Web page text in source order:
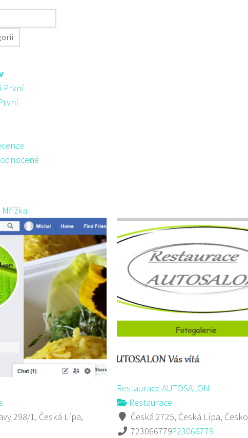
První
Mřížka
298/1, Česká Lípa,
Restaurace AUTOSALON
Restaurace
Česká 2725, Česká Lípa, Česko
723066779723066779